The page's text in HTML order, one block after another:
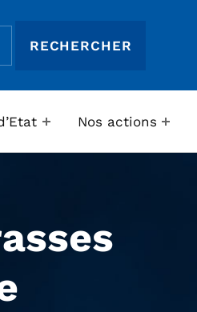
Nos actions